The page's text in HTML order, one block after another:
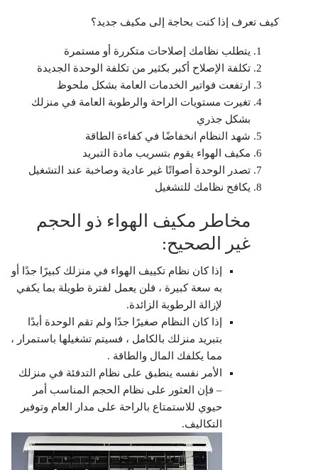
كيف تعرف إذا كنت بحاجة إلى مكيف جديد؟
يتطلب نظامك إصلاحات متكررة أو مستمرة
تكلفة الإصلاح أكبر بكثير من تكلفة الوحدة الجديدة
ارتفعت فواتير الخدمات العامة بشكل ملحوظ
تغيرت مستويات الراحة والرطوبة العامة في منزلك
بشكل جذري
شهد النظام انخفاضًا في كفاءة الطاقة
مكيف الهواء يقوم بتسريب مادة التبريد
تصدر الوحدة أصواتًا غير عادية وصاخبة عند التشغيل
يكافح نظامك للتشغيل
مخاطر مكيف الهواء ذو ​​الحجم
غير الصحيح:
إذا كان نظام تكييف الهواء في منزلك كبيرًا جدًا أو
به سعة كبيرة ، فلن يعمل لفترة طويلة بما يكفي
لإزالة الرطوبة الزائدة.
إذا كان النظام صغيرًا جدًا ولم تقم الوحدة أبدًا
بتبريد منزلك بالكامل ، فسيتم تشغيلها باستمرار ،
مما يكلفك المال والطاقة .
الأمر نفسه ينطبق على نظام التدفئة في منزلك
– فإن العثور على نظام الحجم المناسب أمر
حيوي للاستمتاع بالراحة على مدار العام وتوفير
التكاليف.